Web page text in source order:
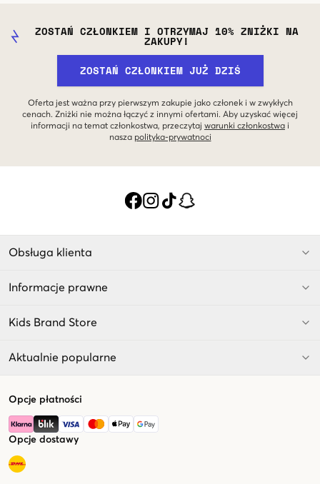
ZOSTAŃ CZŁONKIEM I OTRZYMAJ 10% ZNIŻKI NA
ZAKUPY!
ZOSTAŃ CZŁONKIEM JUŻ DZIŚ
Oferta jest ważna przy pierwszym zakupie jako członek i w zwykłych
cenach. Zniżki nie można łączyć z innymi ofertami. Aby uzyskać więcej
informacji na temat członkostwa, przeczytaj warunki członkostwa i
nasza polityka-prywatnoci
Obsługa klienta
Informacje prawne
Kids Brand Store
Aktualnie popularne
Opcje płatności
Opcje dostawy